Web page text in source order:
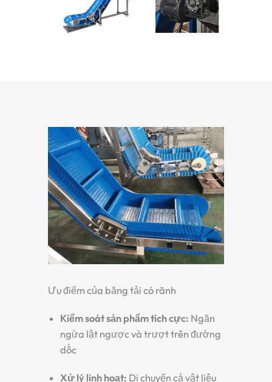
Ưu điểm của băng tải có rãnh
Kiểm soát sản phẩm tích cực: Ngăn
ngừa lật ngược và trượt trên đường
dốc
Xử lý linh hoạt: Di chuyển cả vật liệu